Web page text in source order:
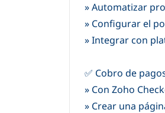
»Automatizar
» Configurar el
»Integrar con
✅‌ Cobro de
» Con Zoho
» Crear una